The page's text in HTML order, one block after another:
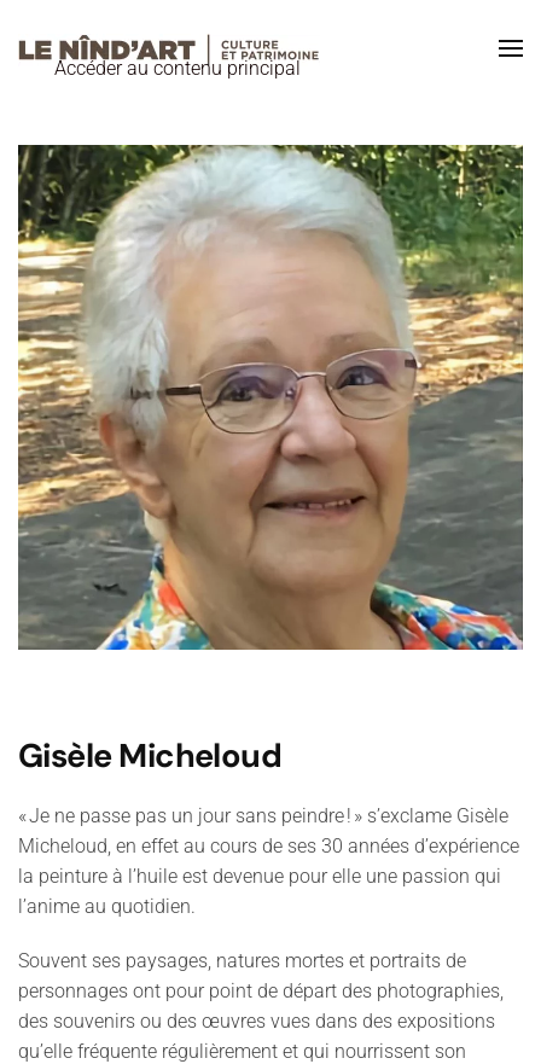
Accéder au contenu principal
Gisèle Micheloud
« Je ne passe pas un jour sans peindre ! » s’exclame Gisèle
Micheloud, en effet au cours de ses 30 années d’expérience
la peinture à l’huile est devenue pour elle une passion qui
l’anime au quotidien.
Souvent ses paysages, natures mortes et portraits de
personnages ont pour point de départ des photographies,
des souvenirs ou des œuvres vues dans des expositions
qu’elle fréquente régulièrement et qui nourrissent son